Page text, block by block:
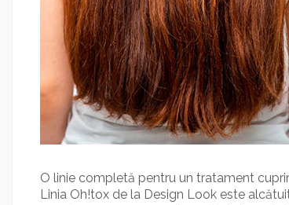
O linie completă pentru un tratament
Linia Oh!tox de la Design Look este